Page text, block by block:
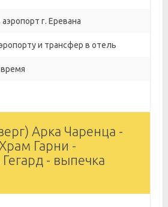
г. Еревана
и трансфер в отель
Арка Чаренца -
Гарни -
- выпечка